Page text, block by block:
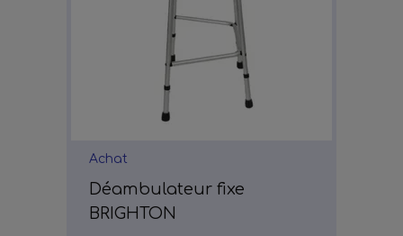
Achat
Déambulateur fixe
BRIGHTON